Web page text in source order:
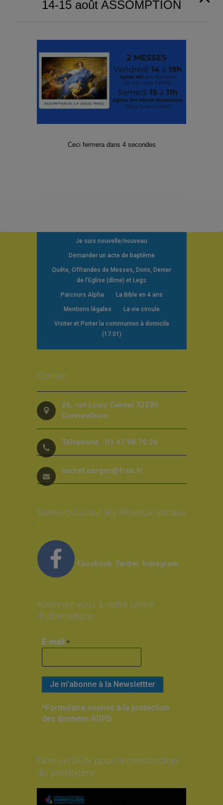
Event Navigation
ND des Agnettes
est ouverte (10h-
Église Sainte
Marie Madeleine
Je suis nouvelle/nouveau
Demander un acte de baptême
Quête, Offrandes de Messes, Dons, Denier
de l’Eglise (dîme) et Legs
Parcours Alpha La Bible en 4 ans
Mentions légales La vie circule
Visiter et Porter la communion à domicile
(17.01)
Contact
26, rue Louis Calmel 92230
Gennevilliers
Téléphone : 01 47 98 79 26
secret.pargen@free.fr
Suivez-nous sur les Réseaux sociaux
!
Facebook Twitter Instagram
Abonnez-vous à notre Lettre
d’informations
E-mail *
*Formulaire soumis à la protection
des données RGPD
Faire un DON pour la construction
du presbytère
14-15 août ASSOMPTION
Ceci fermera dans 4secondes